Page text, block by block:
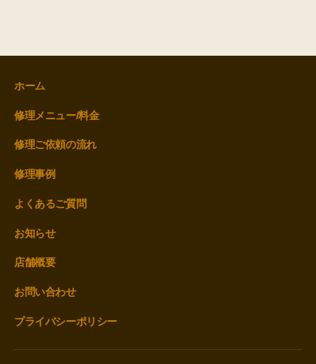
ホーム
修理メニュー/料金
修理ご依頼の流れ
修理事例
よくあるご質問
お知らせ
店舗概要
お問い合わせ
プライバシーポリシー